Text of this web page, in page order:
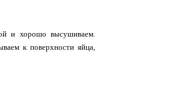
и хорошо высушиваем.
к поверхности яйца,